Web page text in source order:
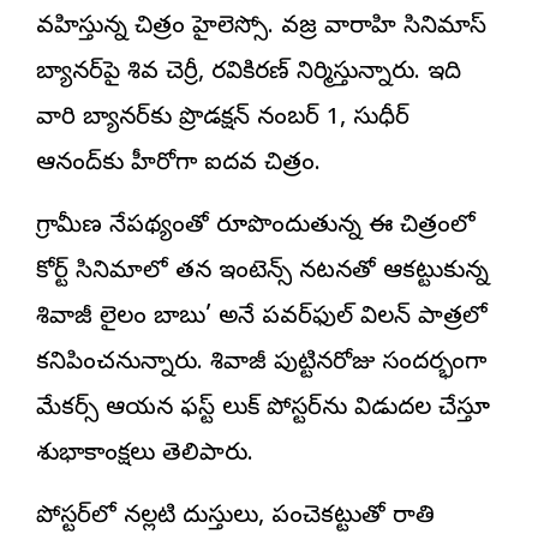
వహిస్తున్న చిత్రం హైలెస్సో. వజ్ర వారాహి సినిమాస్
బ్యానర్‌పై శివ చెర్రీ, రవికిరణ్ నిర్మిస్తున్నారు. ఇది
వారి బ్యానర్‌కు ప్రొడక్షన్ నంబర్ 1, సుధీర్
ఆనంద్‌కు హీరోగా ఐదవ చిత్రం.
గ్రామీణ నేపథ్యంతో రూపొందుతున్న ఈ చిత్రంలో
కోర్ట్ సినిమాలో తన ఇంటెన్స్ నటనతో ఆకట్టుకున్న
శివాజీ లైలం బాబు’ అనే పవర్‌ఫుల్ విలన్ పాత్రలో
కనిపించనున్నారు. శివాజీ పుట్టినరోజు సందర్భంగా
మేకర్స్ ఆయన ఫస్ట్ లుక్ పోస్టర్‌ను విడుదల చేస్తూ
శుభాకాంక్షలు తెలిపారు.
పోస్టర్‌లో నల్లటి దుస్తులు, పంచెకట్టుతో రాతి